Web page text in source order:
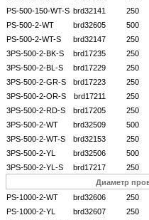
PS-500-150-WT-S brd32141 250
PS-500-2-WT
brd32605 500
PS-500-2-WT-S
brd32147 250
3PS-500-2-BK-S
brd17235 250
3PS-500-2-BL-S
brd17229 250
3PS-500-2-GR-S
brd17223 250
3PS-500-2-OR-S
brd17211 250
3PS-500-2-RD-S
brd17205 250
3PS-500-2-WT
brd32509 500
3PS-500-2-WT-S
brd32153 250
3PS-500-2-YL
brd32506 500
3PS-500-2-YL-S
brd17217 250
Диаметр
PS-1000-2-WT
brd32606 250
PS-1000-2-YL
brd32607 250